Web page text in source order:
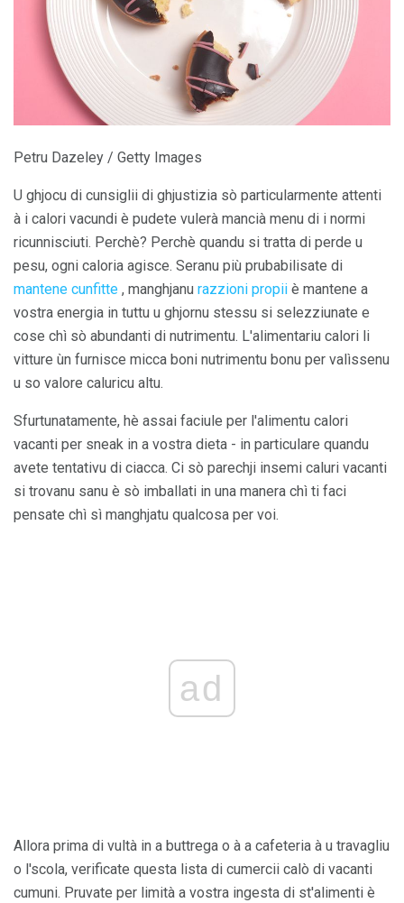
Petru Dazeley / Getty Images
U ghjocu di cunsiglii di ghjustizia sò particularmente attenti
à i calori vacundi è pudete vulerà mancià menu di i normi
ricunnisciuti. Perchè? Perchè quandu si tratta di perde u
pesu, ogni caloria agisce. Seranu più prubabilisate di
mantene cunfitte , manghjanu razzioni propii è mantene a
vostra energia in tuttu u ghjornu stessu si selezziunate e
cose chì sò abundanti di nutrimentu. L'alimentariu calori li
vitture ùn furnisce micca boni nutrimentu bonu per valìssenu
u so valore caluricu altu.
Sfurtunatamente, hè assai faciule per l'alimentu calori
vacanti per sneak in a vostra dieta - in particulare quandu
avete tentativu di ciacca. Ci sò parechji insemi caluri vacanti
si trovanu sanu è sò imballati in una manera chì ti faci
pensate chì sì manghjatu qualcosa per voi.
ad
Allora prima di vultà in a buttrega o à a cafeteria à u travagliu
o l'scola, verificate questa lista di cumercii calò di vacanti
cumuni. Pruvate per limità a vostra ingesta di st'alimenti è